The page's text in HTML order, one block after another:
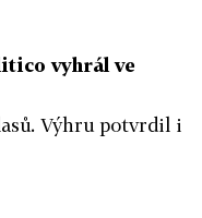
vyhrál ve
Výhru potvrdil i